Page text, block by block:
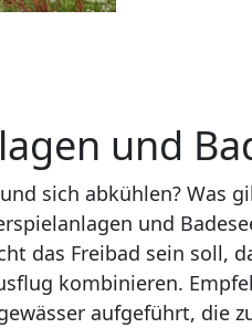
und
sich abkühlen? Was
und
das Freibad sein soll,
kombinieren.
aufgeführt, die